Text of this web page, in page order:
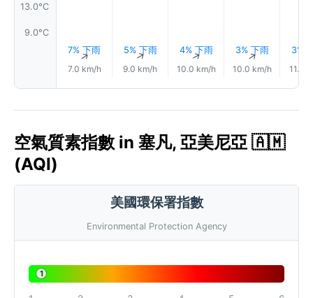
13.0°C
9.0°C
7% 下雨
↑
7.0 km/h
5% 下雨
↑
9.0 km/h
4% 下雨
↑
10.0 km/h
3% 下雨
↑
10.0 km/h
3%
11.0
空氣質素指數 in 塞凡, 亞美尼亞 🇦🇲
(AQI)
美國環保署指數
Environmental Protection Agency
1